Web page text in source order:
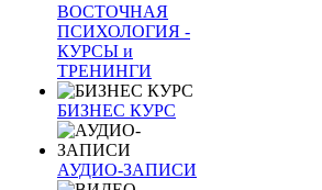
ВОСТОЧНАЯ
ПСИХОЛОГИЯ -
КУРСЫ и
ТРЕНИНГИ
БИЗНЕС КУРС
АУДИО-ЗАПИСИ